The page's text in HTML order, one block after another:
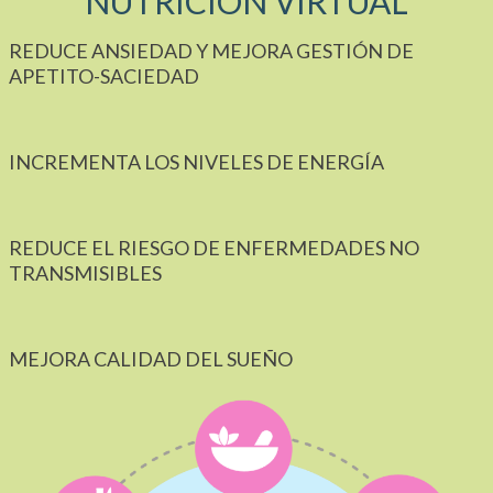
REDUCE ANSIEDAD Y MEJORA GESTIÓN DE
APETITO-SACIEDAD
INCREMENTA LOS NIVELES DE ENERGÍA
REDUCE EL RIESGO DE ENFERMEDADES NO
TRANSMISIBLES
MEJORA CALIDAD DEL SUEÑO